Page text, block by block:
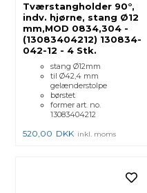
Tværstangholder 90°,
indv. hjørne, stang Ø12
mm,MOD 0834,304 -
(13083404212) 130834-
042-12 - 4 Stk.
stang Ø12mm
til Ø42,4 mm
gelænderstolpe
børstet
former art. no.
13083404212
520,00 DKK inkl. moms